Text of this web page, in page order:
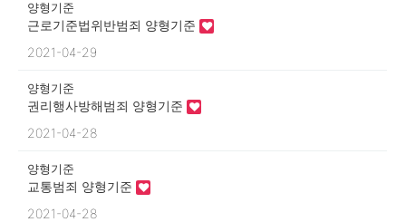
양형기준
근로기준법위반범죄 양형기준
2021-04-29
양형기준
권리행사방해범죄 양형기준
2021-04-28
양형기준
교통범죄 양형기준
2021-04-28